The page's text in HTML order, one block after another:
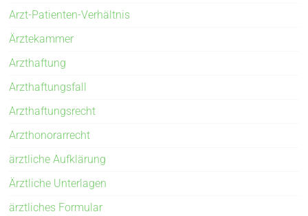
Arzt-Patienten-Verhältnis
Ärztekammer
Arzthaftung
Arzthaftungsfall
Arzthaftungsrecht
Arzthonorarrecht
ärztliche Aufklärung
Ärztliche Unterlagen
ärztliches Formular